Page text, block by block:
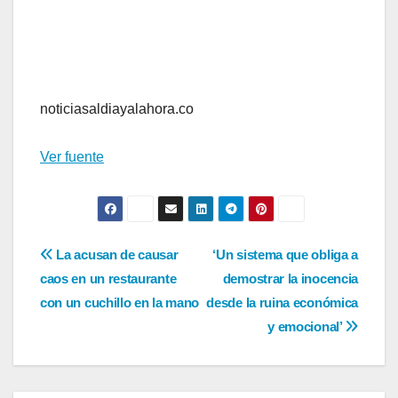
noticiasaldiayalahora.co
Ver fuente
Navegación
de
‘Un sistema que obliga a
demostrar la inocencia
desde la ruina económica
y emocional’
La acusan de causar
caos en un restaurante
con un cuchillo en la mano